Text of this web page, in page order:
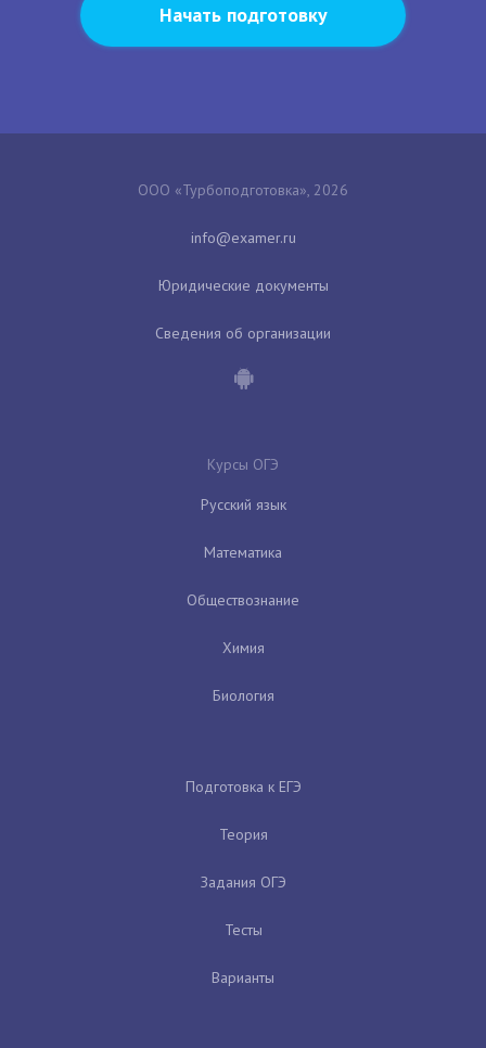
Начать подготовку
ООО «Турбоподготовка», 2026
Юридические документы
Сведения об организации
Курсы ОГЭ
Русский язык
Математика
Обществознание
Химия
Биология
Подготовка к ЕГЭ
Теория
Задания ОГЭ
Тесты
Варианты